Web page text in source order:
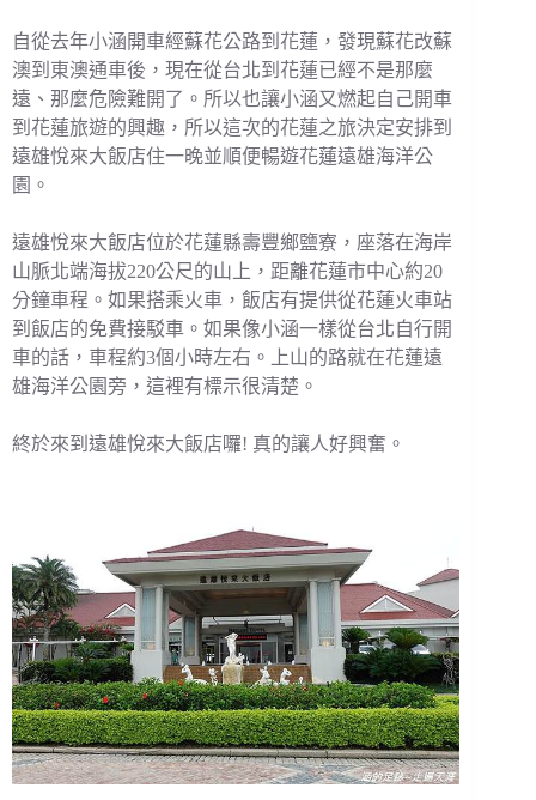
自從去年小涵開車經蘇花公路到花蓮，發現蘇花改蘇
澳到東澳通車後，現在從台北到花蓮已經不是那麼
遠、那麼危險難開了。所以也讓小涵又燃起自己開車
到花蓮旅遊的興趣，所以這次的花蓮之旅決定安排到
遠雄悅來大飯店住一晚並順便暢遊花蓮遠雄海洋公
園。
遠雄悅來大飯店位於花蓮縣壽豐鄉鹽寮，座落在海岸
山脈北端海拔220公尺的山上，距離花蓮市中心約20
分鐘車程。如果搭乘火車，飯店有提供從花蓮火車站
到飯店的免費接駁車。如果像小涵一樣從台北自行開
車的話，車程約3個小時左右。上山的路就在花蓮遠
雄海洋公園旁，這裡有標示很清楚。
終於來到遠雄悅來大飯店囉! 真的讓人好興奮。